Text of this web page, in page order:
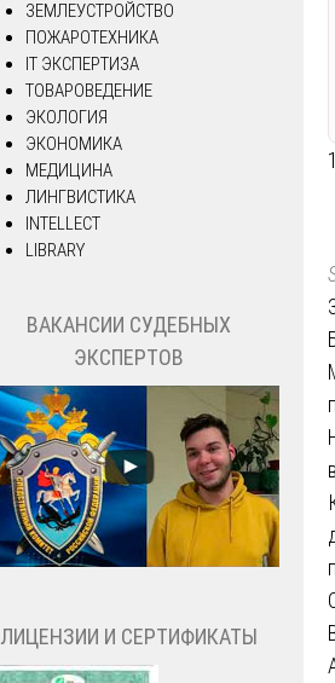
ЗЕМЛЕУСТРОЙСТВО
ПОЖАРОТЕХНИКА
IT ЭКСПЕРТИЗА
ТОВАРОВЕДЕНИЕ
ЭКОЛОГИЯ
ЭКОНОМИКА
МЕДИЦИНА
ЛИНГВИСТИКА
INTELLECT
LIBRARY
ВАКАНСИИ СУДЕБНЫХ
ЭКСПЕРТОВ
ЛИЦЕНЗИИ И СЕРТИФИКАТЫ